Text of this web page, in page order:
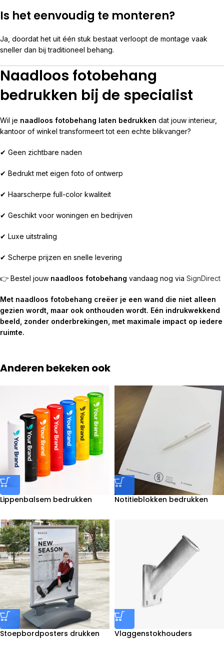
Is het eenvoudig te monteren?
Ja, doordat het uit één stuk bestaat verloopt de montage vaak
sneller dan bij traditioneel behang.
Naadloos fotobehang
bedrukken bij de specialist
Wil je naadloos fotobehang laten bedrukken dat jouw interieur,
kantoor of winkel transformeert tot een echte blikvanger?
✔ Geen zichtbare naden
✔ Bedrukt met eigen foto of ontwerp
✔ Haarscherpe full-color kwaliteit
✔ Geschikt voor woningen en bedrijven
✔ Luxe uitstraling
✔ Scherpe prijzen en snelle levering
👉 Bestel jouw naadloos fotobehang vandaag nog via SignDirect
Met naadloos fotobehang creëer je een wand die niet alleen
gezien wordt, maar ook onthouden wordt. Eén indrukwekkend
beeld, zonder onderbrekingen, met maximale impact op iedere
ruimte.
Anderen bekeken ook
Lippenbalsem bedrukken Notitieblokken bedrukken
Stoepbordposters drukken
Vlaggenstokhouders